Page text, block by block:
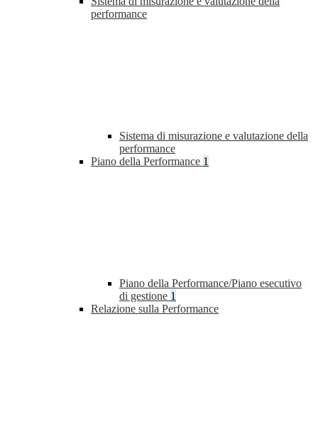
performance
Sistema di misurazione e valutazione della
performance
Piano della Performance 1
Piano della Performance/Piano esecutivo
di gestione 1
Relazione sulla Performance